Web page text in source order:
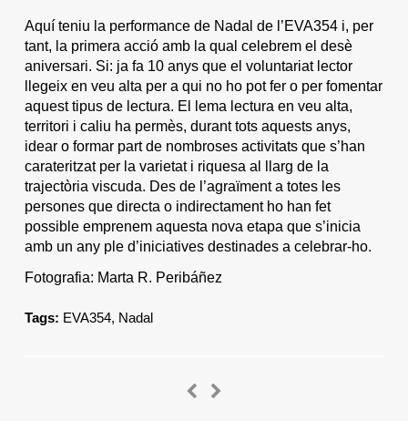
Aquí teniu la performance de Nadal de l’EVA354 i, per
tant, la primera acció amb la qual celebrem el desè
aniversari. Si: ja fa 10 anys que el voluntariat lector
llegeix en veu alta per a qui no ho pot fer o per fomentar
aquest tipus de lectura. El lema lectura en veu alta,
territori i caliu ha permès, durant tots aquests anys,
idear o formar part de nombroses activitats que s’han
carateritzat per la varietat i riquesa al llarg de la
trajectòria viscuda. Des de l’agraïment a totes les
persones que directa o indirectament ho han fet
possible emprenem aquesta nova etapa que s’inicia
amb un any ple d’iniciatives destinades a celebrar-ho.
Fotografia: Marta R. Peribáñez
Tags: EVA354, Nadal